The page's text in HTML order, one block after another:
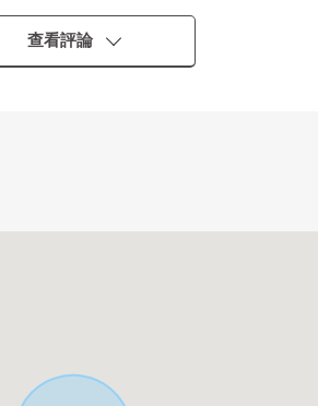
東北一側道路能夠得到
約6.0m的前面道路
小松島分店步行11分鐘的約830m
查看評論